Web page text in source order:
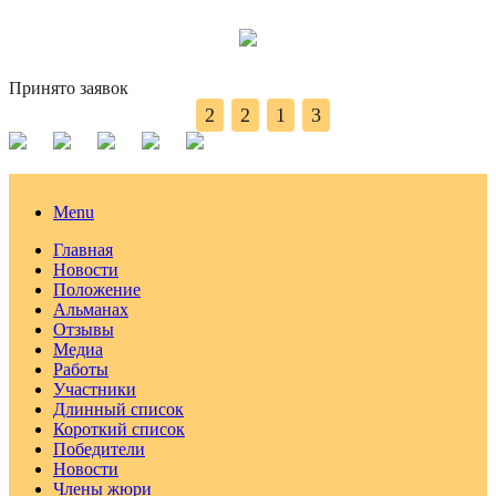
Принято заявок
2 2 1 3
Menu
Главная
Новости
Положение
Альманах
Отзывы
Медиа
Работы
Участники
Длинный список
Короткий список
Победители
Новости
Члены жюри